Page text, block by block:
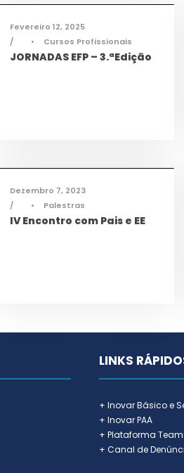
Fevereiro 12, 2025
•
Cursos Profissionais
JORNADAS EFP – 3.ªEdição
Dezembro 7, 2023
•
Palestras
IV Encontro com Pais e EE
LINKS
+ Inovar Básico e
+ Inovar PAA
+ Plataforma
+ Canal de